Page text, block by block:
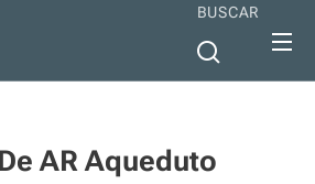
BUSCAR
AR Aqueduto